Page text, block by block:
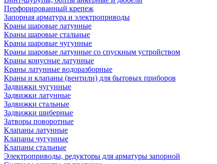
Перфорированный крепеж
Запорная арматура и электроприводы
Краны шаровые латунные
Краны шаровые стальные
Краны шаровые чугунные
Краны шаровые латунные со спускным устройством
Краны конусные латунные
Краны латунные водоразборные
Краны и клапаны (вентили) для бытовых приборов
Задвижки чугунные
Задвижки латунные
Задвижки стальные
Задвижки шиберные
Затворы поворотные
Клапаны латунные
Клапаны чугунные
Клапаны стальные
Электроприводы, редукторы для арматуры запорной